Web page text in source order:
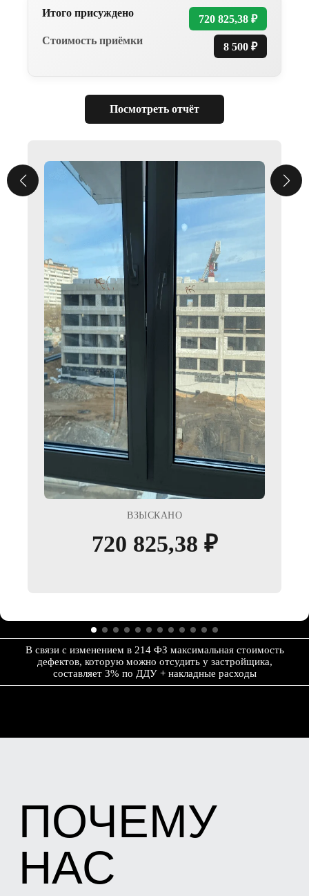
ВЗЫСКАНО
720 825,38 ₽
Итого присуждено
720 825,38 ₽
Стоимость приёмки
8 500 ₽
Посмотреть отчёт
В связи с изменением в 214 ФЗ максимальная стоимость
дефектов, которую можно отсудить у застройщика,
составляет 3% по ДДУ + накладные расходы
В нашем штате шесть опытных
специалистов с высшим образованием,
которые работают в строительстве
СРАЗУ ПОСЛЕ
ОСМОТРА
ВЫЗОВ
СПЕЦИАЛИСТА
В КРАТЧАЙШИЕ
СРОКИ
КОМПЛЕКСНЫЙ
ПОДХОД
К РЕШЕНИЮ
ЗАДАЧ
Мы проводим осмотр всей квартиры,
включая тепловизионное обследование
приемке квартиры от застройщика в
новостройке Вы могли самостоятельно
отследить устранение дефектов.
На осмотре мы отмечаем все дефекты
по месту, а сразу после осмотра
мы вам предоставляем два вида
отчета, текстовую часть (обычно это
направляется застройщику) и текст
с фотофиксацией в формате pdf, чтобы
вы могли отследить где какие
замечания были и указать на них
застройщику.
Рекомендуем записываться на осмотр
хотя бы за 2−3 дня до планируемой
даты приемки квартиры. Но если такой
возможности нет, у нас есть срочный
вызов специалиста — осмотр в день
подачи заявки.